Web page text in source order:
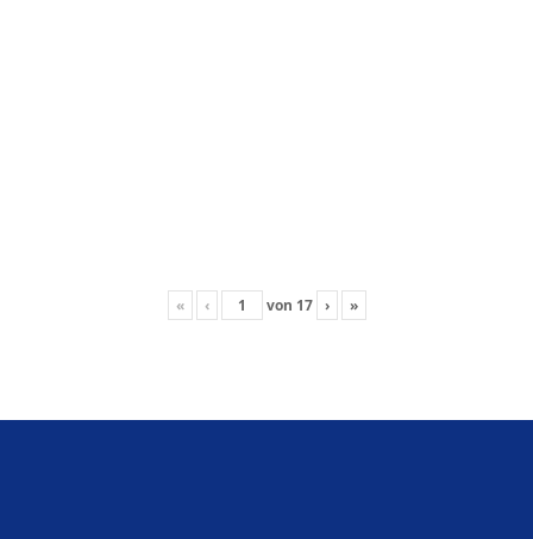
« ‹ von 17 › »